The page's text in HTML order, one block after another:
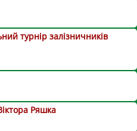
турнір залізничників
Ряшка